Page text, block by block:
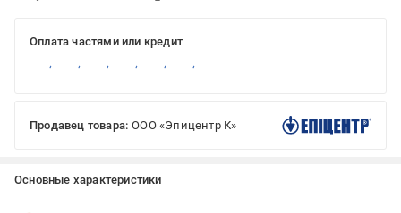
Оплата частями или кредит
Продавец товара: ООО «Эпицентр К»
Основные характеристики